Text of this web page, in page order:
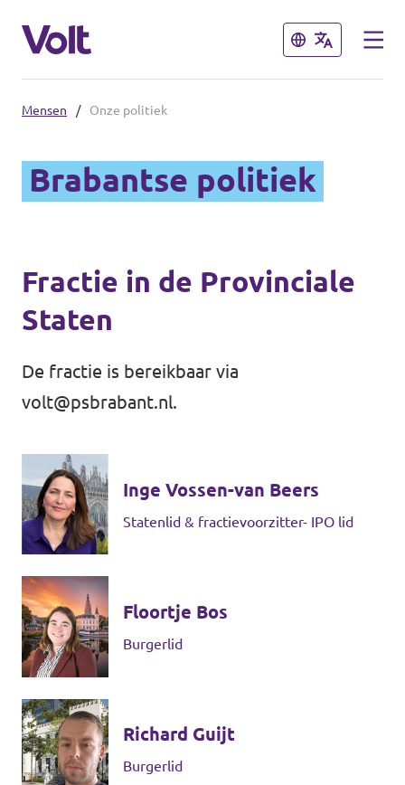
Sluiten
Fractie Provincale Staten
Gemeenten
Breda
Den Bosch
Eindhoven
Tilburg
... alle gemeentes
Sluiten
Over Volt
Mensen
Steun Volt Brabant
Contact
Mensen / Onze politiek
Brabantse politiek
Fractie in de Provinciale
Staten
De fractie is bereikbaar via
volt@psbrabant.nl.
Inge Vossen-van Beers
Statenlid & fractievoorzitter- IPO lid
Floortje Bos
Burgerlid
Richard Guijt
Burgerlid